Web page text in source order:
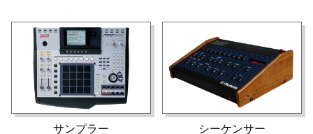
サンプラー シーケンサー